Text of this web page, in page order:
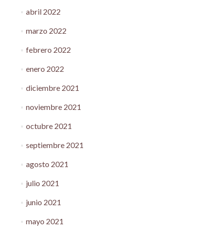
abril 2022
marzo 2022
febrero 2022
enero 2022
diciembre 2021
noviembre 2021
octubre 2021
septiembre 2021
agosto 2021
julio 2021
junio 2021
mayo 2021